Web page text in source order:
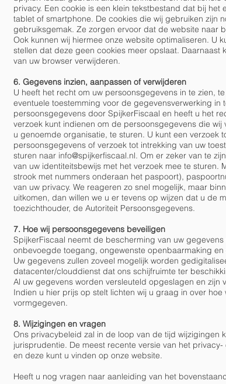
privacy. Een cookie is een klein tekstbestand dat bij
tablet of smartphone. De cookies die wij gebruiken zijn
gebruiksgemak. Ze zorgen ervoor dat de website naar
Ook kunnen wij hiermee onze website optimaliseren. U
stellen dat deze geen cookies meer opslaat.
van uw browser verwijderen.
6. Gegevens inzien, aanpassen of verwijderen
U heeft het recht om uw persoonsgegevens in te zien,
eventuele toestemming voor de gegevensverwerking
persoonsgegevens door SpijkerFiscaal en heeft u het
verzoek kunt indienen om de persoonsgegevens die
u genoemde organisatie, te sturen. U kunt een
persoonsgegevens of verzoek tot intrekking van uw
sturen naar info@spijkerfiscaal.nl. Om er zeker van te
van uw identiteitsbewijs met het verzoek mee te
strook met nummers onderaan het paspoort),
van uw privacy. We reageren zo snel mogelijk, maar
uitkomen, dan willen we u er tevens op wijzen dat u de
toezichthouder, de Autoriteit Persoonsgegevens.
7. Hoe wij persoonsgegevens beveiligen
SpijkerFiscaal neemt de bescherming van uw
onbevoegde toegang, ongewenste openbaarmaking
Uw gegevens zullen zoveel mogelijk worden
datacenter/clouddienst dat ons schijfruimte ter
Al uw gegevens worden versleuteld opgeslagen en
Indien u hier prijs op stelt lichten wij u graag in over
vormgegeven.
8. Wijzigingen en vragen
Ons privacybeleid zal in de loop van de tijd
jurisprudentie. De meest recente versie van het
en deze kunt u vinden op onze website.
Heeft u nog vragen naar aanleiding van het